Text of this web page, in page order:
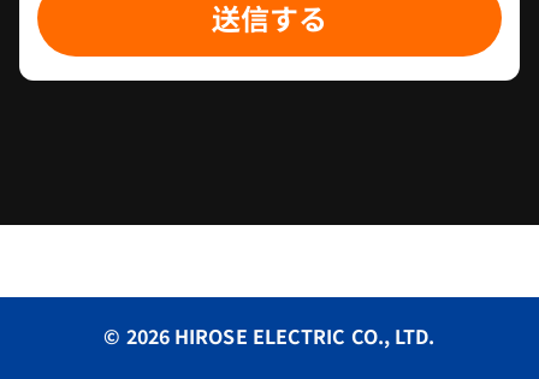
© 2026 HIROSE ELECTRIC CO., LTD.